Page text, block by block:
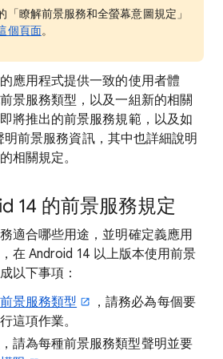
「瞭解前景服務和全螢幕意圖規定」
個頁面。
應用程式提供一致的使用者體
景服務類型，以及一組新的相關
將推出的前景服務規範，以及如
前景服務資訊，其中也詳細說明
相關規定。
14 的前景服務規定
適合哪些用途，並明確定義應用
在 Android 14 以上版本使用前景
以下事項：
前景服務類型
，請務必為每個要
這項作業。
請為每種前景服務類型聲明並要